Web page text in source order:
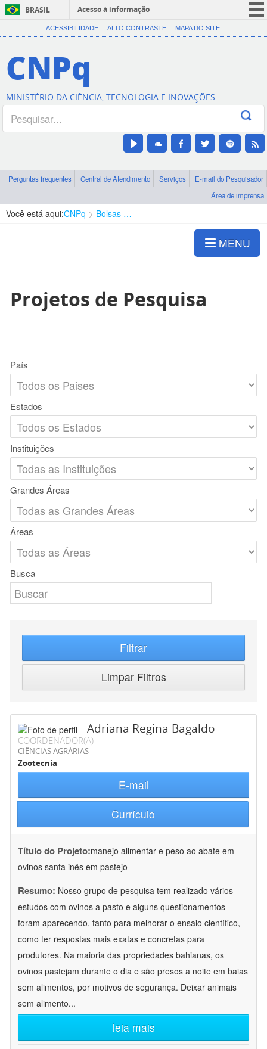
BRASIL
Acesso à informação
CORONAVÍRUS (COVID-19)
Canais
ACESSIBILIDADE ALTO CONTRASTE MAPA DO SITE
CNPq
MINISTÉRIO DA CIÊNCIA, TECNOLOGIA E INOVAÇÕES
Perguntas frequentes Central de Atendimento Serviços
E-mail do Pesquisador
Área de imprensa
Você está aqui:CNPq Bolsas e Auxílios Vigentes
MENU
Projetos de Pesquisa
País
Estados
Instituições
Grandes Áreas
Áreas
Busca
Filtrar
Limpar Filtros
Adriana Regina Bagaldo
COORDENADOR(A)
CIÊNCIAS AGRÁRIAS
Zootecnia
E-mail
Currículo
Título do Projeto:manejo alimentar e peso ao abate em
ovinos santa inês em pastejo
Resumo: Nosso grupo de pesquisa tem realizado vários
estudos com ovinos a pasto e alguns questionamentos
foram aparecendo, tanto para melhorar o ensaio científico,
como ter respostas mais exatas e concretas para
produtores. Na maioria das propriedades bahianas, os
ovinos pastejam durante o dia e são presos a noite em baias
sem alimentos, por motivos de segurança. Deixar animais
sem alimento...
leia mais